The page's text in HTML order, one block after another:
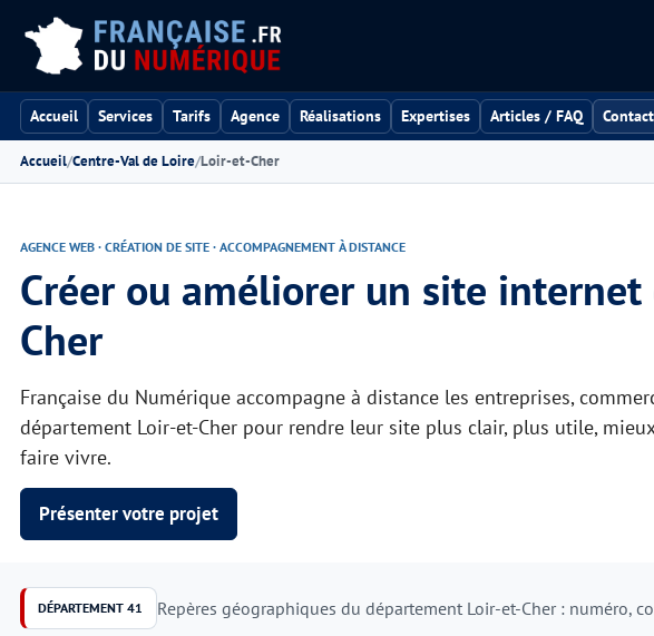
Accueil Services Tarifs Agence Réalisations Expertises Articles / FAQ
Accueil Centre-Val de Loire Loir-et-Cher
AGENCE WEB · CRÉATION DE SITE · ACCOMPAGNEMENT À DISTANCE
Créer ou améliorer un site
Cher
Française du Numérique accompagne à distance les entreprises,
département Loir-et-Cher pour rendre leur site plus clair, plus utile,
faire vivre.
Présenter votre projet
DÉPARTEMENT 41 Repères géographiques du département Loir-et-Cher : numéro,